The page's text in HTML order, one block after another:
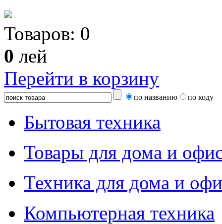
Товаров: 0
0 лей
Перейти в корзину
по названию по коду
Бытовая техника
Товары для дома и
Техника для дома и
Компьютерная техника